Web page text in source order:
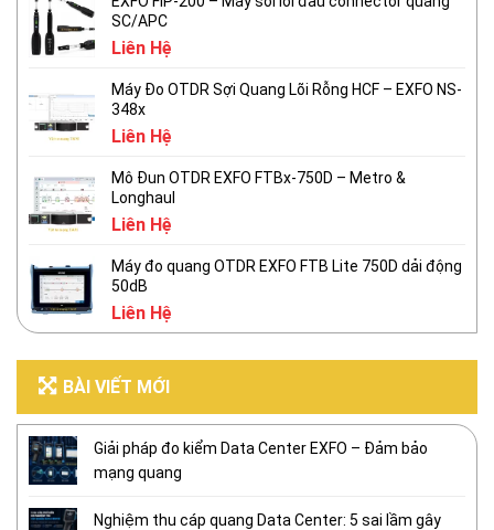
SC/APC
Liên Hệ
Máy Đo OTDR Sợi Quang Lõi Rỗng HCF – EXFO NS-
348x
Liên Hệ
Mô Đun OTDR EXFO FTBx-750D – Metro &
Longhaul
Liên Hệ
Máy đo quang OTDR EXFO FTB Lite 750D dải động
50dB
Liên Hệ
BÀI VIẾT MỚI
Giải pháp đo kiểm Data Center EXFO – Đảm bảo
mạng quang
Nghiệm thu cáp quang Data Center: 5 sai lầm gây